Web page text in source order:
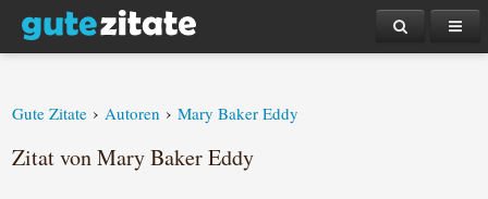
Gute Zitate › Autoren › Mary Baker Eddy
Zitat von Mary Baker Eddy